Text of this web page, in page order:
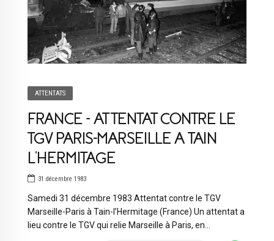
ATTENTATS
FRANCE – ATTENTAT CONTRE LE
TGV PARIS-MARSEILLE A TAIN
L’HERMITAGE
31 décembre 1983
Samedi 31 décembre 1983 Attentat contre le TGV
Marseille-Paris à Tain-l’Hermitage (France) Un attentat a
lieu contre le TGV qui relie Marseille à Paris, en...